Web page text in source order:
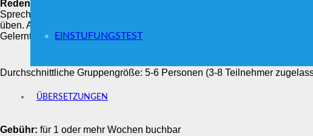
EINSTUFUNGSTEST
ÜBERSETZUNGEN
Reden und Kommunikation stehen im Vordergund
: unsere
Sprechen)
durchs Sprechen. Die Kleingruppe
üben. Am Diagramm erkennen Sie die aktive Sprechzeit bei einer
Gelernte ist sofort im realen Leben einsetzbar.
Durchschnittliche Gruppengröße: 5-6 Personen (3-8 Teilnehmer
Gebühr: für 1 oder mehr Wochen buchbar